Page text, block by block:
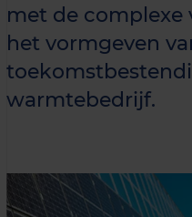
met de complexe
het vormgeven
warmtebedrijf.